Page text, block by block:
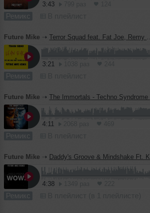
3:43
Ремикс
Future Mike ➝ Terror Squad feat. Fat Joe, Remy Ma - Lean Back ( Future Mike Remix ) 2026 Radio
3:21
Ремикс
Future Mike ➝ The Immortals - Techno Syndrome 2 ( Future Mike Remix ) 2026
4:11
Ремикс
Future Mike ➝ Daddy's Groove & Mindshake Ft. Kris Kiss - WOW! (Future Mike Remix)
4:38
Ремикс